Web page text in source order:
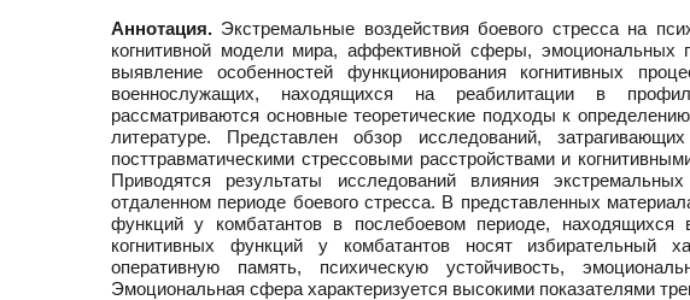
Аннотация. Экстремальные воздействия боевого стресса на
когнитивной модели мира, аффективной сферы,
выявление особенностей функционирования когнитивных
военнослужащих, находящихся на реабилитации в
рассматриваются основные теоретические подходы к
литературе. Представлен обзор исследований,
посттравматическими стрессовыми расстройствами и
Приводятся результаты исследований влияния
отдаленном периоде боевого стресса. В представленных
функций у комбатантов в послебоевом периоде, находящихся
когнитивных функций у комбатантов носят избирательный
оперативную память, психическую устойчивость,
Эмоциональная сфера характеризуется высокими показателями